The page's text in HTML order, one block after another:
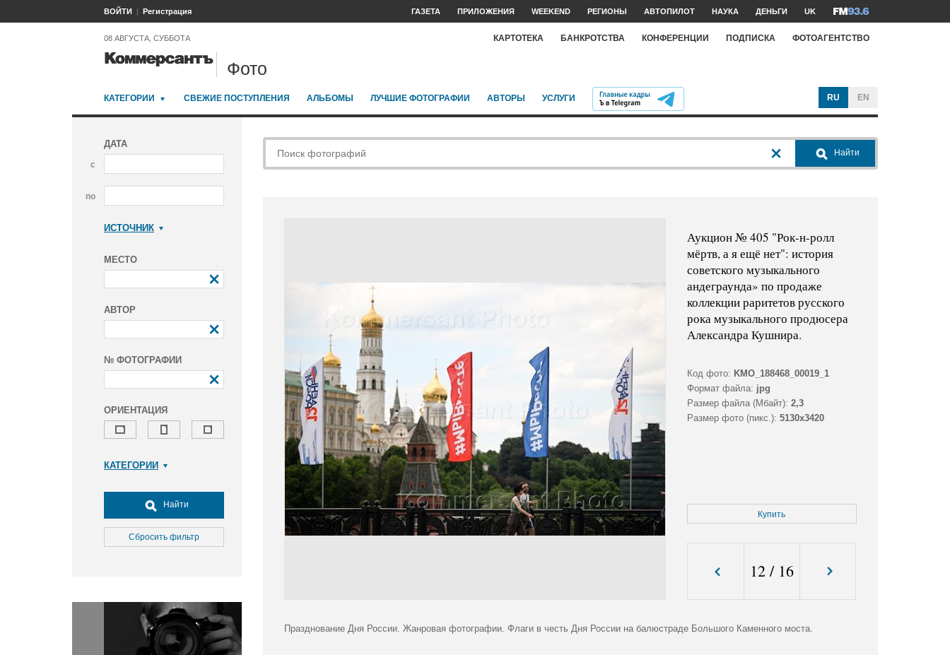
ВОЙТИ Регистрация ГАЗЕТА ПРИЛОЖЕНИЯ WEEKEND РЕГИОНЫ АВТОПИЛОТ НАУКА ДЕНЬГИ UK
08 АВГУСТА, СУББОТА КАРТОТЕКА БАНКРОТСТВА КОНФЕРЕНЦИИ ПОДПИСКА ФОТОАГЕНТСТВО
Фото
КАТЕГОРИИ СВЕЖИЕ ПОСТУПЛЕНИЯ АЛЬБОМЫ ЛУЧШИЕ ФОТОГРАФИИ АВТОРЫ УСЛУГИ RU EN
ДАТА
с
по
ИСТОЧНИК
МЕСТО
АВТОР
№ ФОТОГРАФИИ
ОРИЕНТАЦИЯ
КАТЕГОРИИ
Досуг, туризм и отдых
Культура
Медицина
Окружающая среда
Политика
Правосудие
Найти
Сбросить фильтр
Найти
Аукцион № 405 "Рок-н-ролл
мёртв, а я ещё нет": история
советского музыкального
андеграунда» по продаже
коллекции раритетов русского
рока музыкального продюсера
Александра Кушнира.
Код фото: KMO_188468_00019_1
Формат файла: jpg
Размер файла (Мбайт): 2,3
Размер фото (пикс.): 5130x3420
Купить
12/ 16
Празднование Дня России. Жанровая фотографии. Флаги в честь Дня России на балюстраде Большого Каменного моста.